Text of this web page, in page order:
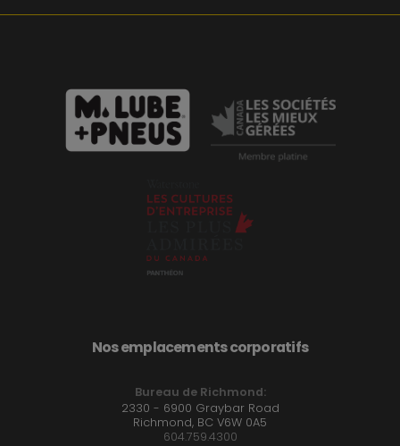
Nos emplacements corporatifs
Bureau de Richmond:
2330 - 6900 Graybar Road
Richmond, BC V6W 0A5
604.759.4300